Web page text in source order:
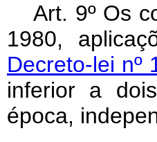
Art. 9º Os
1980,
Decreto-lei nº
inferior a
época,